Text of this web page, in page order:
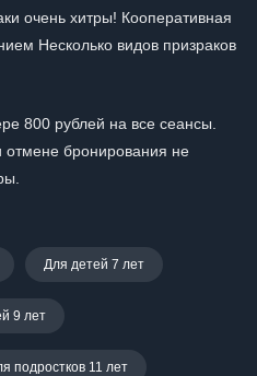
очень хитры! Кооперативная
Несколько видов призраков
800 рублей на все сеансы.
отмене бронирования не
Для детей 7 лет
9 лет
подростков 11 лет